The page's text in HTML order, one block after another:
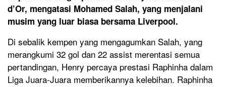
d’Or, mengatasi Mohamed Salah, yang menjalani
musim yang luar biasa bersama Liverpool.
Di sebalik kempen yang mengagumkan Salah, yang
merangkumi 32 gol dan 22 assist merentasi semua
pertandingan, Henry percaya prestasi Raphinha dalam
Liga Juara-Juara memberikannya kelebihan. Raphinha